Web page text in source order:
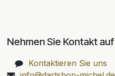
Nehmen Sie Kontakt auf
Kontaktieren Sie uns